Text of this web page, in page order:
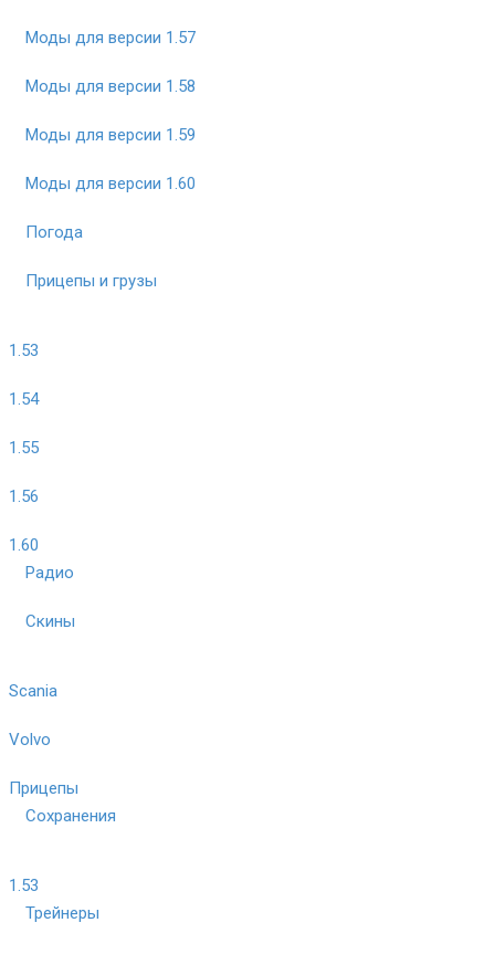
Моды для версии 1.57
Моды для версии 1.58
Моды для версии 1.59
Моды для версии 1.60
Погода
Прицепы и грузы
1.53
1.54
1.55
1.56
1.60
Радио
Скины
Scania
Volvo
Прицепы
Сохранения
1.53
Трейнеры